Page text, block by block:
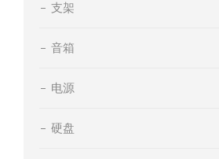
支架
音箱
电源
硬盘